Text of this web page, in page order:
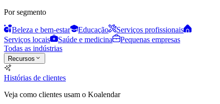
Por segmento
Beleza e bem-estar Educação
Serviços profissionais
Serviços locais
Saúde e medicina
Pequenas empresas
Todas as indústrias
Recursos
Histórias de clientes
Veja como clientes usam o Koalendar